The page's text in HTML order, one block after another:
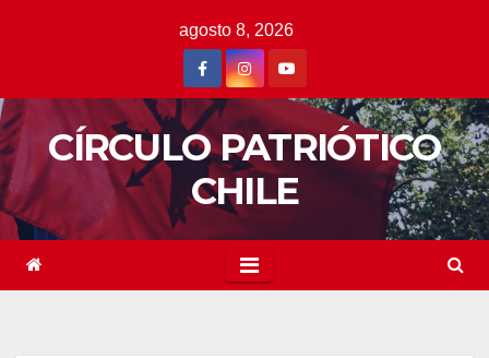
agosto 8, 2026
CÍRCULO PATRIÓTICO
CHILE